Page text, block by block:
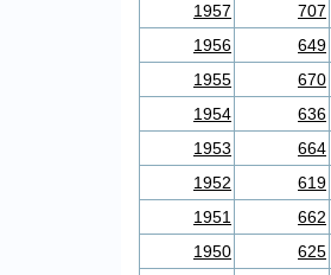
1957
707
1956
649
1955
670
1954
636
1953
664
1952
619
1951
662
1950
625